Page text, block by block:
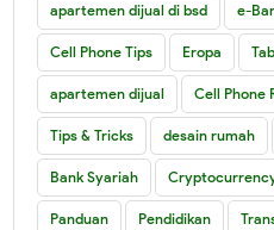
apartemen dijual di bsd e-
Cell Phone Tips Eropa
apartemen dijual Cell Phone
Tips & Tricks desain rumah
Bank Syariah
Panduan Pendidikan